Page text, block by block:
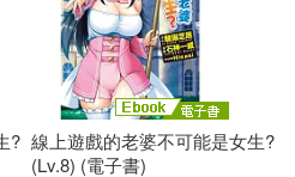
? 線上遊戲的老婆不可能是女生?
(Lv.8) (電子書)